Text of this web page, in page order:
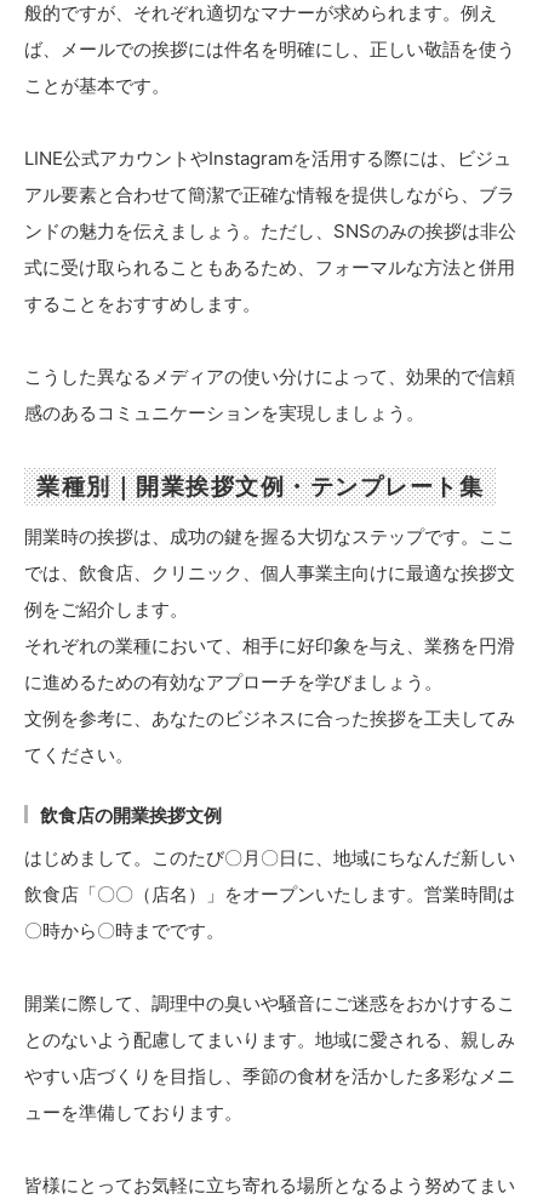
般的ですが、それぞれ適切なマナーが求められます。例え
ば、メールでの挨拶には件名を明確にし、正しい敬語を使う
ことが基本です。
LINE公式アカウントやInstagramを活用する際には、ビジュ
アル要素と合わせて簡潔で正確な情報を提供しながら、ブラ
ンドの魅力を伝えましょう。ただし、SNSのみの挨拶は非公
式に受け取られることもあるため、フォーマルな方法と併用
することをおすすめします。
こうした異なるメディアの使い分けによって、効果的で信頼
感のあるコミュニケーションを実現しましょう。
業種別｜開業挨拶文例・テンプレート集
開業時の挨拶は、成功の鍵を握る大切なステップです。ここ
では、飲食店、クリニック、個人事業主向けに最適な挨拶文
例をご紹介します。
それぞれの業種において、相手に好印象を与え、業務を円滑
に進めるための有効なアプローチを学びましょう。
文例を参考に、あなたのビジネスに合った挨拶を工夫してみ
てください。
飲食店の開業挨拶文例
はじめまして。このたび〇月〇日に、地域にちなんだ新しい
飲食店「〇〇（店名）」をオープンいたします。営業時間は
〇時から〇時までです。
開業に際して、調理中の臭いや騒音にご迷惑をおかけするこ
とのないよう配慮してまいります。地域に愛される、親しみ
やすい店づくりを目指し、季節の食材を活かした多彩なメニ
ューを準備しております。
皆様にとってお気軽に立ち寄れる場所となるよう努めてまい